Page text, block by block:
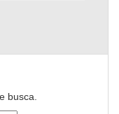
busca.